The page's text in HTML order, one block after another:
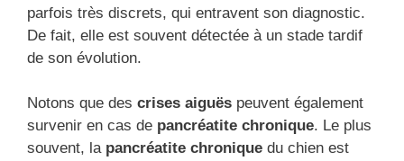
parfois très discrets, qui entravent son diagnostic.
De fait, elle est souvent détectée à un stade tardif
de son évolution.
Notons que des crises aiguës peuvent également
survenir en cas de pancréatite chronique. Le plus
souvent, la pancréatite chronique du chien est